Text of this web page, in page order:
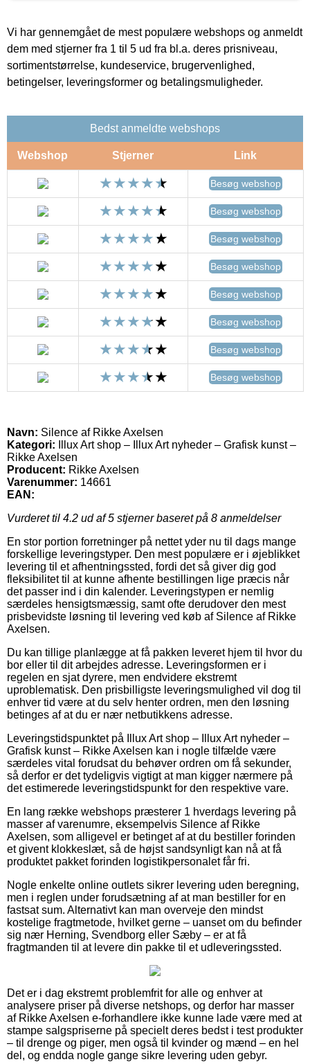
Vi har gennemgået de mest populære webshops og anmeldt
dem med stjerner fra 1 til 5 ud fra bl.a. deres prisniveau,
sortimentstørrelse, kundeservice, brugervenlighed,
betingelser, leveringsformer og betalingsmuligheder.
Bedst anmeldte webshops
Webshop Stjerner Link
Besøg webshop
Besøg webshop
Besøg webshop
Besøg webshop
Besøg webshop
Besøg webshop
Besøg webshop
Besøg webshop
Navn: Silence af Rikke Axelsen
Kategori: Illux Art shop – Illux Art nyheder – Grafisk kunst –
Rikke Axelsen
Producent: Rikke Axelsen
Varenummer: 14661
EAN:
Vurderet til 4.2 ud af 5 stjerner baseret på 8 anmeldelser
En stor portion forretninger på nettet yder nu til dags mange
forskellige leveringstyper. Den mest populære er i øjeblikket
levering til et afhentningssted, fordi det så giver dig god
fleksibilitet til at kunne afhente bestillingen lige præcis når
det passer ind i din kalender. Leveringstypen er nemlig
særdeles hensigtsmæssig, samt ofte derudover den mest
prisbevidste løsning til levering ved køb af Silence af Rikke
Axelsen.
Du kan tillige planlægge at få pakken leveret hjem til hvor du
bor eller til dit arbejdes adresse. Leveringsformen er i
regelen en sjat dyrere, men endvidere ekstremt
uproblematisk. Den prisbilligste leveringsmulighed vil dog til
enhver tid være at du selv henter ordren, men den løsning
betinges af at du er nær netbutikkens adresse.
Leveringstidspunktet på Illux Art shop – Illux Art nyheder –
Grafisk kunst – Rikke Axelsen kan i nogle tilfælde være
særdeles vital forudsat du behøver ordren om få sekunder,
så derfor er det tydeligvis vigtigt at man kigger nærmere på
det estimerede leveringstidspunkt for den respektive vare.
En lang række webshops præsterer 1 hverdags levering på
masser af varenumre, eksempelvis Silence af Rikke
Axelsen, som alligevel er betinget af at du bestiller forinden
et givent klokkeslæt, så de højst sandsynligt kan nå at få
produktet pakket forinden logistikpersonalet får fri.
Nogle enkelte online outlets sikrer levering uden beregning,
men i reglen under forudsætning af at man bestiller for en
fastsat sum. Alternativt kan man overveje den mindst
kostelige fragtmetode, hvilket gerne – uanset om du befinder
sig nær Herning, Svendborg eller Sæby – er at få
fragtmanden til at levere din pakke til et udleveringssted.
Det er i dag ekstremt problemfrit for alle og enhver at
analysere priser på diverse netshops, og derfor har masser
af Rikke Axelsen e-forhandlere ikke kunne lade være med at
stampe salgspriserne på specielt deres bedst i test produkter
– til drenge og piger, men også til kvinder og mænd – en hel
del, og endda nogle gange sikre levering uden gebyr.